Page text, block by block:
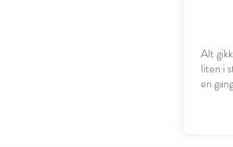
Alt
liten i
en